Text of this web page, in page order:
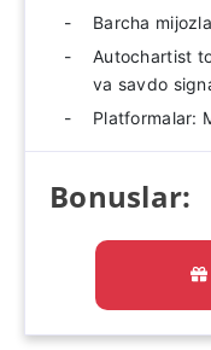
Barcha
Autochartist
va savdo
Platformalar:
Bonuslar: